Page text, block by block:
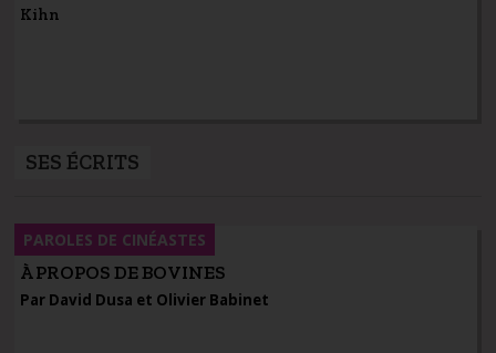
Kihn
SES ÉCRITS
À PROPOS DE BOVINES
Par David Dusa et Olivier Babinet
PAROLES DE CINÉASTES